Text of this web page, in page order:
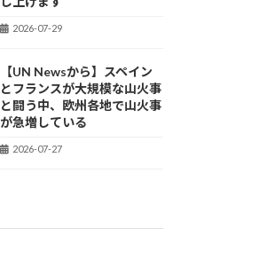
2026-07-29
【UN Newsから】スペイン
とフランスが大規模な山火事
と闘う中、欧州各地で山火事
が急増している
2026-07-27